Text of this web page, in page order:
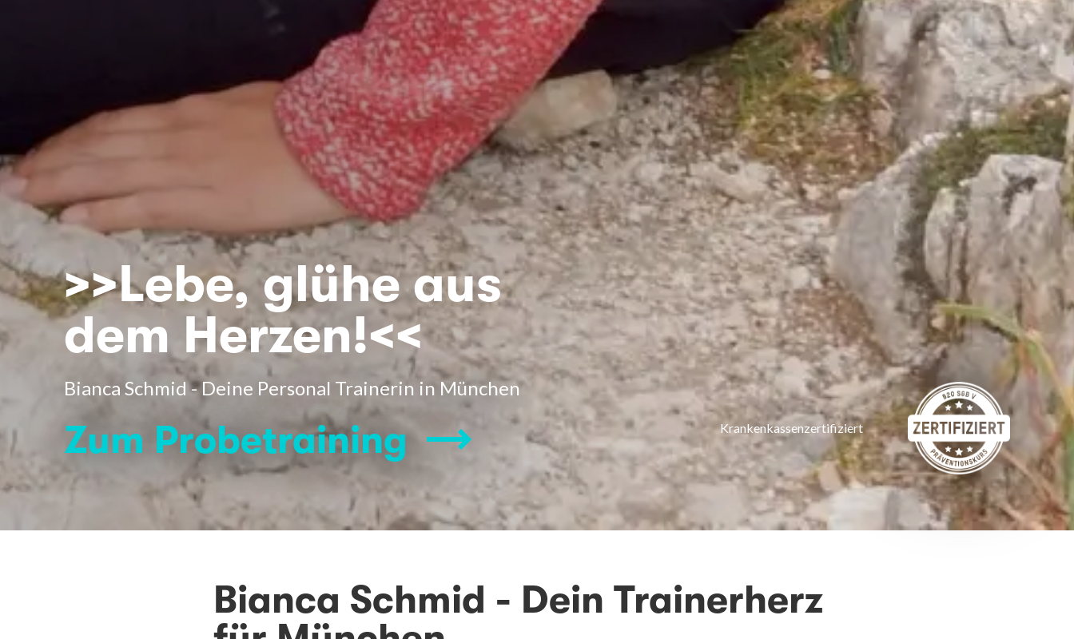
>>Lebe, glühe aus
dem Herzen!<<
Bianca Schmid - Deine Personal Trainerin in München
Zum Probetraining Krankenkassenzertifiziert
Bianca Schmid - Dein Trainerherz